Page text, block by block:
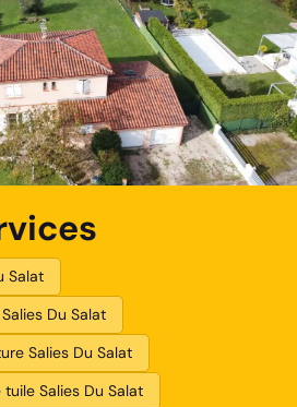
Salat
Du Salat
Salies Du Salat
Salies Du Salat